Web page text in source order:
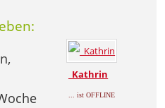
_Kathrin
... ist OFFLINE